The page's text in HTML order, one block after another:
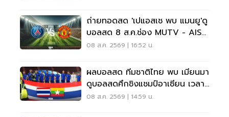
ถ่ายทอดสด 'เปแอสเช พบ แมนยู'ดู
บอลสด 8 ส.ค.ช่อง MUTV - AIS
PLAY เช็คผลบอลสดที่นี่
08 ส.ค. 2569 | 16:52 น.
ผลบอลสด ทีมชาติไทย พบ เมียนมา
ดูบอลสดศึกชิงแชมป์อาเซียน เวลา
20.00 น.
08 ส.ค. 2569 | 14:59 น.